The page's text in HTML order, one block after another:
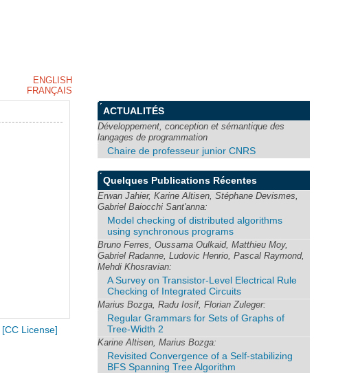
ACTUALITÉS
Développement, conception et sémantique des
langages de programmation
Chaire de professeur junior CNRS
Quelques Publications Récentes
Erwan Jahier, Karine Altisen, Stéphane Devismes,
Gabriel Baiocchi Sant'anna:
Model checking of distributed algorithms
using synchronous programs
Bruno Ferres, Oussama Oulkaid, Matthieu Moy,
Gabriel Radanne, Ludovic Henrio, Pascal Raymond,
Mehdi Khosravian:
A Survey on Transistor-Level Electrical Rule
Checking of Integrated Circuits
Marius Bozga, Radu Iosif, Florian Zuleger:
Regular Grammars for Sets of Graphs of
Tree-Width 2
Karine Altisen, Marius Bozga:
Revisited Convergence of a Self-stabilizing
BFS Spanning Tree Algorithm
[CC License]
ENGLISH
FRANÇAIS